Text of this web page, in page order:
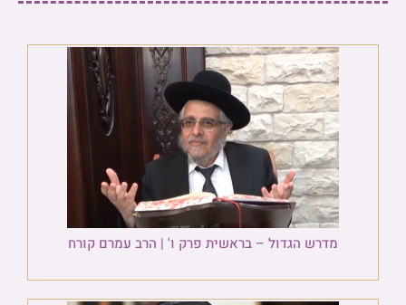
מדרש הגדול – בראשית פרק ו' | הרב עמרם קורח